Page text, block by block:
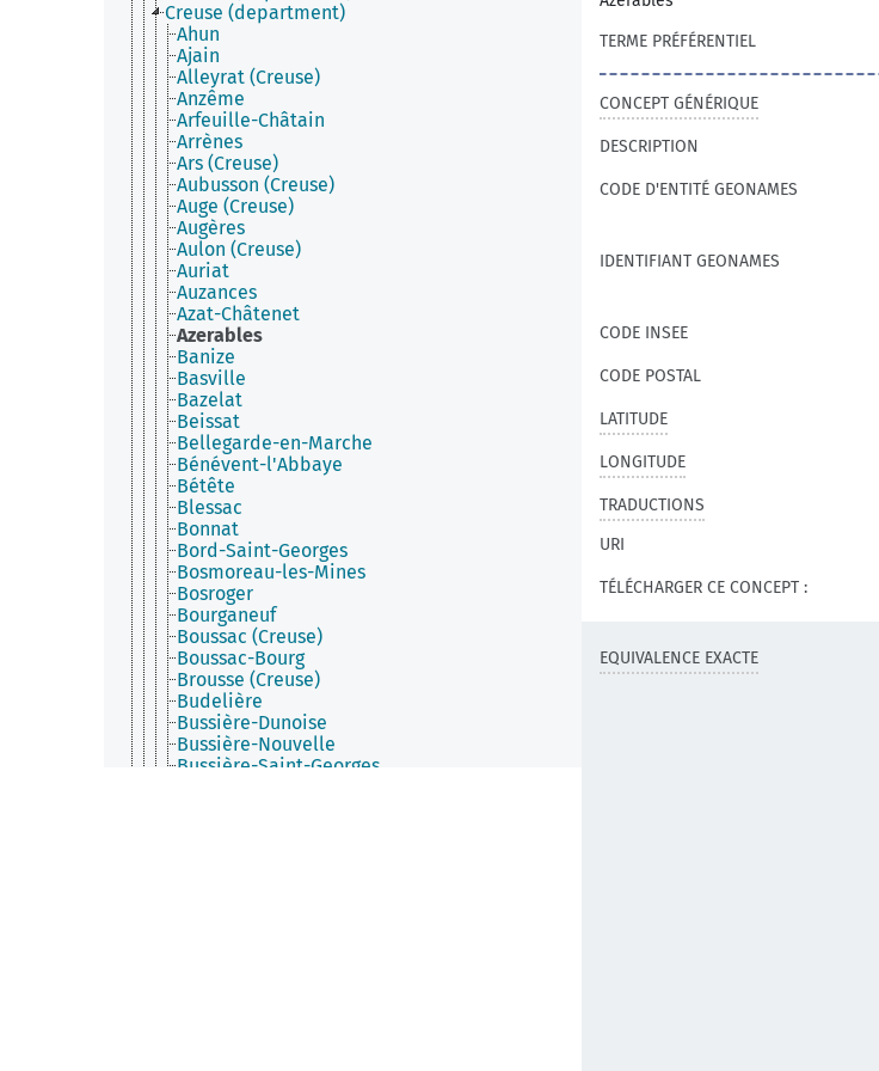
Creuse (department)
Ahun
Ajain
Alleyrat (Creuse)
Anzême
Arfeuille-Châtain
Arrènes
Ars (Creuse)
Aubusson (Creuse)
Auge (Creuse)
Augères
Aulon (Creuse)
Auriat
Auzances
Azat-Châtenet
Azerables
Banize
Basville
Bazelat
Beissat
Bellegarde-en-Marche
Bénévent-l'Abbaye
Bétête
Blessac
Bonnat
Bord-Saint-Georges
Bosmoreau-les-Mines
Bosroger
Bourganeuf
Boussac (Creuse)
Boussac-Bourg
Brousse (Creuse)
Budelière
Bussière-Dunoise
Bussière-Nouvelle
Bussière-Saint-Georges
TERME PRÉFÉRENTIEL
CONCEPT GÉNÉRIQUE
DESCRIPTION
CODE D'ENTITÉ GEONAMES
IDENTIFIANT GEONAMES
CODE INSEE
CODE POSTAL
LATITUDE
LONGITUDE
TRADUCTIONS
URI
TÉLÉCHARGER CE CONCEPT :
EQUIVALENCE EXACTE